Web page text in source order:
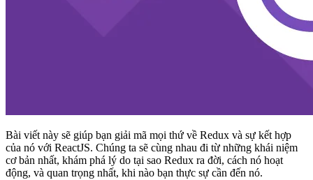
Bài viết này sẽ giúp bạn giải mã mọi thứ về Redux và sự kết hợp
của nó với ReactJS. Chúng ta sẽ cùng nhau đi từ những khái niệm
cơ bản nhất, khám phá lý do tại sao Redux ra đời, cách nó hoạt
động, và quan trọng nhất, khi nào bạn thực sự cần đến nó.